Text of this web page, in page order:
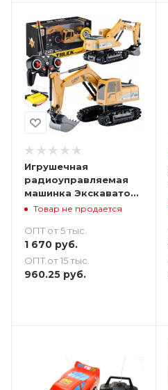
Игрушечная
радиоуправляемая
машинка Экскаватор
22 см
Товар не продается
ОПТ от 5 тыс.
1 670 руб.
ОПТ от 15 тыс.
960.25 руб.